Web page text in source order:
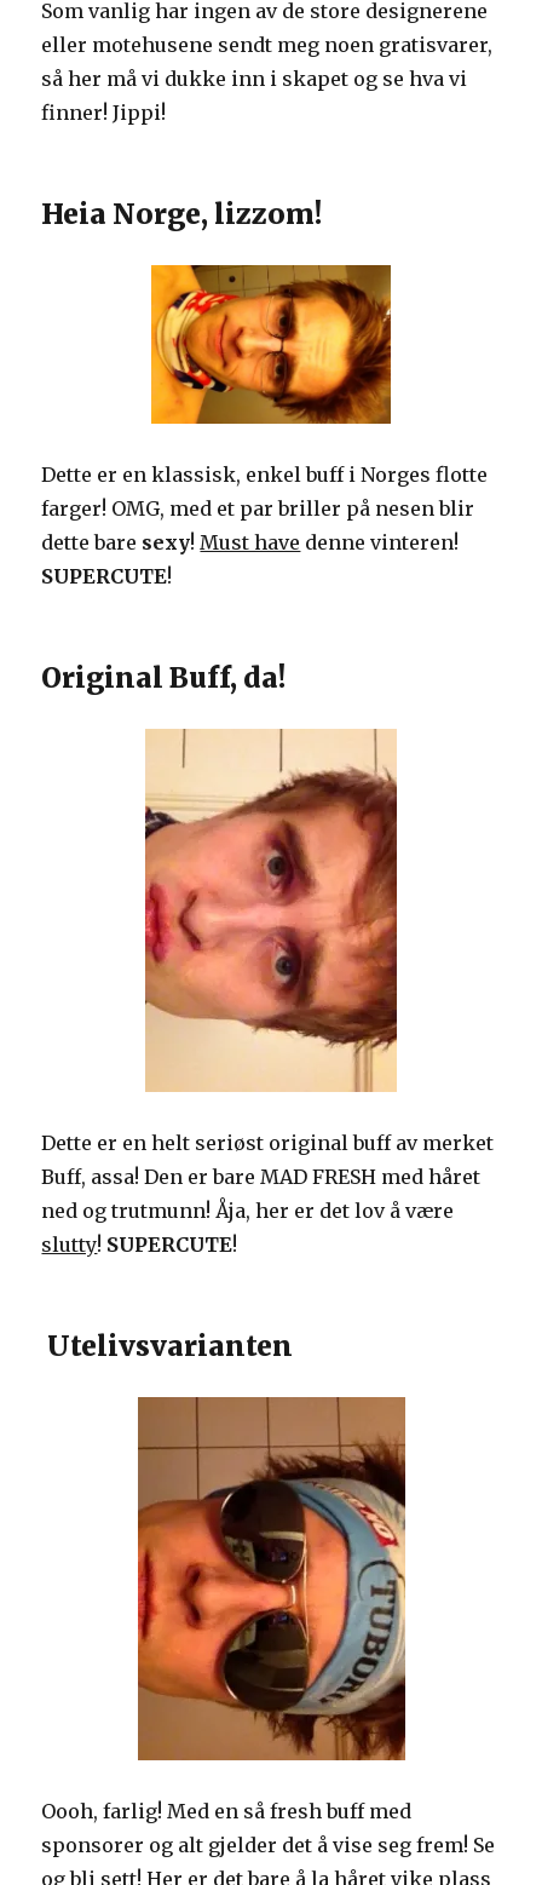
Som vanlig har ingen av de store designerene
eller motehusene sendt meg noen gratisvarer,
så her må vi dukke inn i skapet og se hva vi
finner! Jippi!
Heia Norge, lizzom!
Dette er en klassisk, enkel buff i Norges flotte
farger! OMG, med et par briller på nesen blir
dette bare sexy! Must have denne vinteren!
SUPERCUTE!
Original Buff, da!
Dette er en helt seriøst original buff av merket
Buff, assa! Den er bare MAD FRESH med håret
ned og trutmunn! Åja, her er det lov å være
slutty! SUPERCUTE!
Utelivsvarianten
Oooh, farlig! Med en så fresh buff med
sponsorer og alt gjelder det å vise seg frem! Se
og bli sett! Her er det bare å la håret vike plass